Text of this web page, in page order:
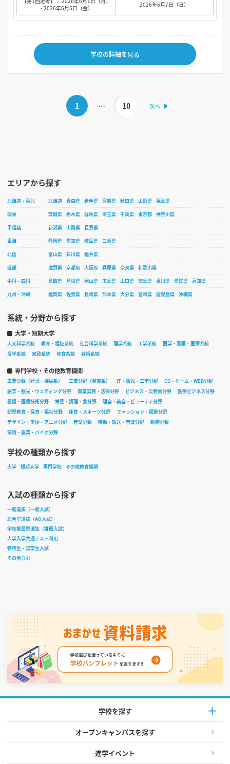
~ 2026年6月5日（金）
2026年6月7日（日）
学校の詳細を見る
1 … 10
エリアから探す
北海道・東北 北海道 青森県 岩手県 宮城県 秋田県 山形県
福島県
関東
茨城県 栃木県 群馬県 埼玉県 千葉県 東京都
神奈川県
甲信越
新潟県 山梨県
長野県
東海
静岡県 愛知県 岐阜県
三重県
北陸
富山県 石川県
福井県
近畿
滋賀県 京都府 大阪府 兵庫県 奈良県
和歌山県
中国・四国
鳥取県 島根県 岡山県 広島県 山口県 徳島県 香川県 愛媛県
高知県
九州・沖縄
福岡県 佐賀県 長崎県 熊本県 大分県 宮崎県 鹿児島県 沖縄県
系統・分野から探す
大学・短期大学
人文科学系統 教育・福祉系統 社会科学系統 理学系統 工学系統
医学・看護・医療系統
農学系統
家政系統 体育系統 芸術系統
専門学校・その他教育機関
工業分野（建設・機械系） 工業分野（整備系） IT・情報・工学分野
CG・ゲーム・WEB分野
語学・観光・ウェディング分野
商業実務・法律分野 ビジネス・公務員分野
医療ビジネス分野
看護・医療技術分野
栄養・調理・食分野
理容・美容・ビューティ分野
幼児教育・保育・福祉分野
体育・スポーツ分野
ファッション・服飾分野
デザイン・美術・アニメ分野
音楽分野 映像・放送・音響分野
動物分野
環境・農業・バイオ分野
学校の種類から探す
大学 短期大学 専門学校 その他教育機関
入試の種類から探す
一般選抜（一般入試）
総合型選抜（AO入試）
学校推薦型選抜（推薦入試）
大学入学共通テスト利用
特待生・奨学生入試
その他含む
学校を探す
オープンキャンパスを探す
進学イベント